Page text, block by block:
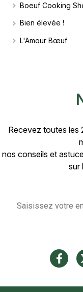
Boeuf Cooking
Bien élevée !
L'Amour Bœuf
Recevez toutes les
nos conseils et
sur